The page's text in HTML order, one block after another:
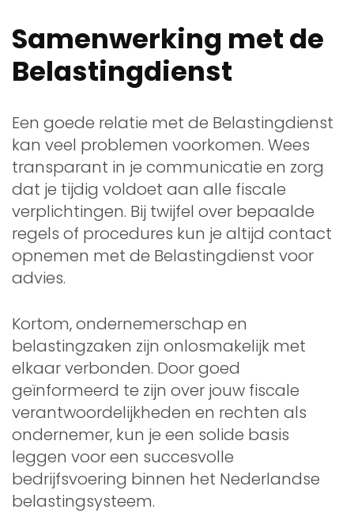
Samenwerking met de
Belastingdienst
Een goede relatie met de Belastingdienst
kan veel problemen voorkomen. Wees
transparant in je communicatie en zorg
dat je tijdig voldoet aan alle fiscale
verplichtingen. Bij twijfel over bepaalde
regels of procedures kun je altijd contact
opnemen met de Belastingdienst voor
advies.
Kortom, ondernemerschap en
belastingzaken zijn onlosmakelijk met
elkaar verbonden. Door goed
geïnformeerd te zijn over jouw fiscale
verantwoordelijkheden en rechten als
ondernemer, kun je een solide basis
leggen voor een succesvolle
bedrijfsvoering binnen het Nederlandse
belastingsysteem.